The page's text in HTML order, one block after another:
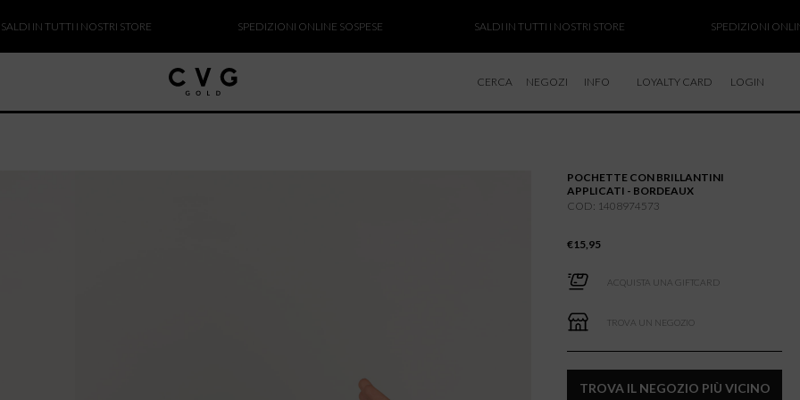
TUTTI I NOSTRI STORE SPEDIZIONI ONLINE SOSPESE SALDI IN TUTTI I NOSTRI STORE SPEDIZIONI ONLINE
CERCA NEGOZI INFO
RESI E RIMBORSI
LOYALTY CARD LOGIN
POCHETTE CON BRILLANTINI
APPLICATI - BORDEAUX
COD: 1408974573
€15,95
ACQUISTA UNA GIFTCARD
TROVA UN NEGOZIO
TROVA IL NEGOZIO PIÙ VICINO